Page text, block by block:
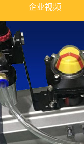
企业视频